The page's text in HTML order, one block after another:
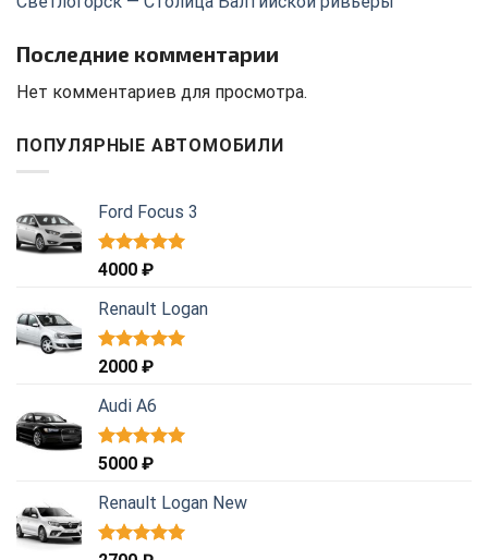
Последние комментарии
Нет комментариев для просмотра.
ПОПУЛЯРНЫЕ АВТОМОБИЛИ
Ford Focus 3
Оценка
4000 ₽
Renault Logan
Оценка
2000 ₽
Audi A6
Оценка
5000 ₽
Renault Logan New